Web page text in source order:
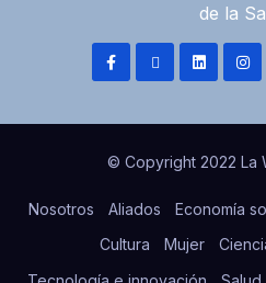
de la
© Copyright 2022 La
Nosotros Aliados Economía
Cultura
Mujer